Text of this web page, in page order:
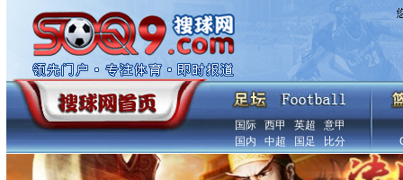
国际 西甲 英超
意甲
国内
中超 国足 比分